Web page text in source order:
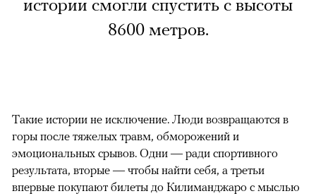
истории смогли спустить с высоты
8600 метров.
Такие истории не исключение. Люди возвращаются в
горы после тяжелых травм, обморожений и
эмоциональных срывов. Одни — ради спортивного
результата, вторые — чтобы найти себя, а третьи
впервые покупают билеты до Килиманджаро с мыслью